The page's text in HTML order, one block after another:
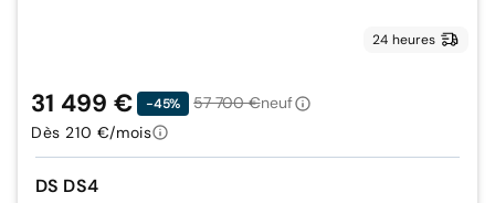
24 heures
DS DS4
31 499 € -45% 57 700 €neuf
Dès 210 €/mois